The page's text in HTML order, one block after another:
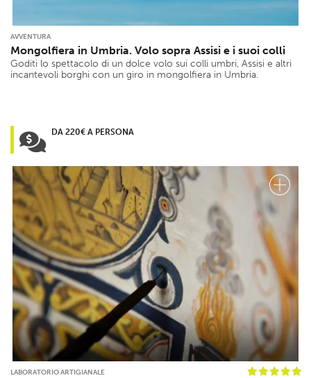
AVVENTURA
Mongolfiera in Umbria. Volo sopra Assisi e i suoi colli
Goditi lo spettacolo di un dolce volo sui colli umbri, Assisi e altri
incantevoli borghi con un giro in mongolfiera in Umbria.
DA 220€ A PERSONA
LABORATORIO ARTIGIANALE